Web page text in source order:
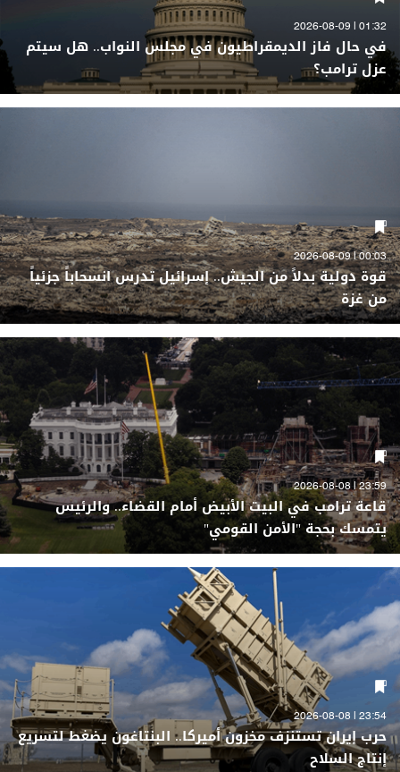
01:32 | 2026-08-09
في حال فاز الديمقراطيون في مجلس النواب.. هل سيتم
عزل ترامب؟
00:03 | 2026-08-09
قوة دولية بدلاً من الجيش.. إسرائيل تدرس انسحاباً جزئياً
من غزة
23:59 | 2026-08-08
قاعة ترامب في البيت الأبيض أمام القضاء.. والرئيس
يتمسك بحجة "الأمن القومي"
23:54 | 2026-08-08
حرب إيران تستنزف مخزون أميركا.. البنتاغون يضغط لتسريع
إنتاج السلاح